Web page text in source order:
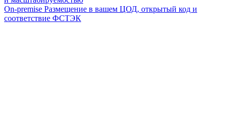
On-premise Размещение в вашем ЦОД, открытый код и
соответствие ФСТЭК